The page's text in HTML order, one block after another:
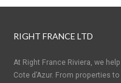
RIGHT FRANCE LTD
At Right France Riviera, we
Cote d’Azur. From properties